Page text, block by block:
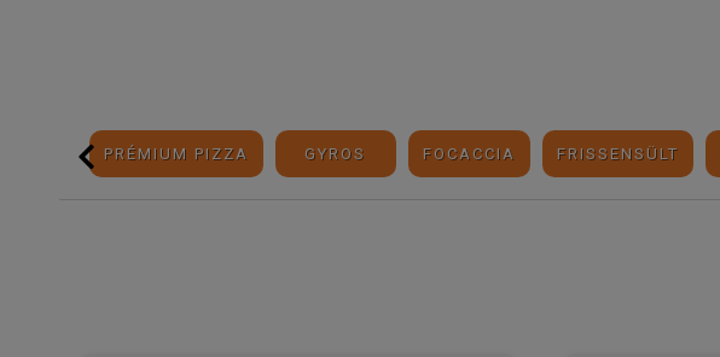
PRÉMIUM PIZZA GYROS FOCACCIA FRISSENSÜLT